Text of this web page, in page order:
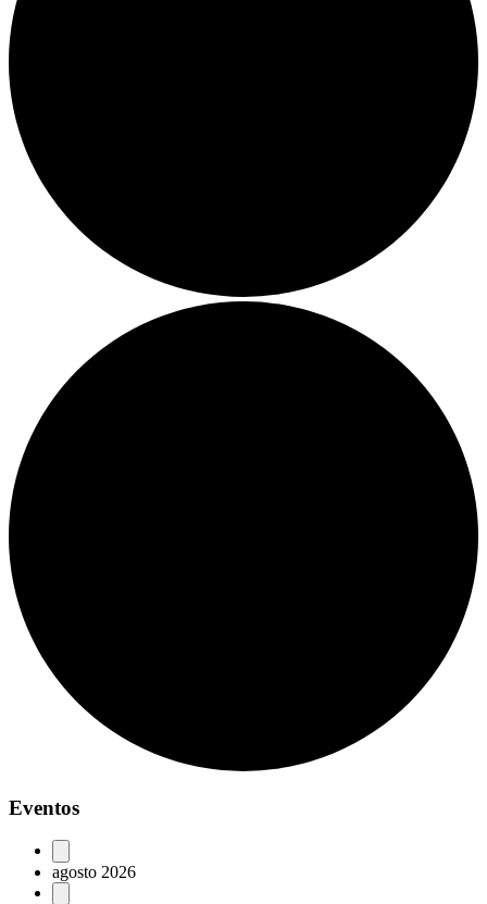
Eventos
agosto 2026